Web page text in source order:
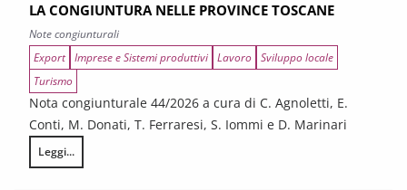
LA CONGIUNTURA NELLE PROVINCE TOSCANE
Note congiunturali
Export Imprese e Sistemi produttivi Lavoro Sviluppo locale
Turismo
Nota congiunturale 44/2026 a cura di C. Agnoletti, E.
Conti, M. Donati, T. Ferraresi, S. Iommi e D. Marinari
Leggi...
LA CONGIUNTURA NELLE PROVINCE TOSCANE